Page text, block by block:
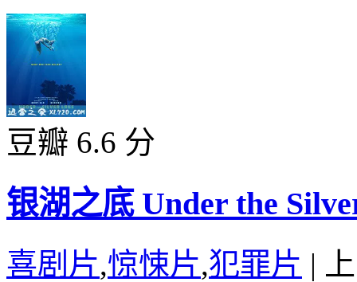
豆瓣 6.6 分
银湖之底 Under the
喜剧片,惊悚片,犯罪片 |